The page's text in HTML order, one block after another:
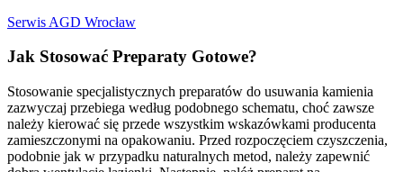
Serwis AGD Wrocław
Jak Stosować Preparaty Gotowe?
Stosowanie specjalistycznych preparatów do usuwania kamienia
zazwyczaj przebiega według podobnego schematu, choć zawsze
należy kierować się przede wszystkim wskazówkami producenta
zamieszczonymi na opakowaniu. Przed rozpoczęciem czyszczenia,
podobnie jak w przypadku naturalnych metod, należy zapewnić